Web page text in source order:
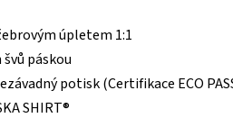
úpletem 1:1
páskou
potisk (Certifikace ECO
SHIRT®